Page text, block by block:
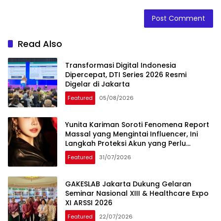
Read Also
Transformasi Digital Indonesia
Dipercepat, DTI Series 2026 Resmi
Digelar di Jakarta
Featured 05/08/2026
Yunita Kariman Soroti Fenomena Report
Massal yang Mengintai Influencer, Ini
Langkah Proteksi Akun yang Perlu
Diketahui
Featured 31/07/2026
GAKESLAB Jakarta Dukung Gelaran
Seminar Nasional XIII & Healthcare Expo
XI ARSSI 2026
Featured 22/07/2026